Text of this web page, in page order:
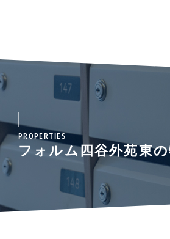
PROPERTIES
フォルム四谷外苑東